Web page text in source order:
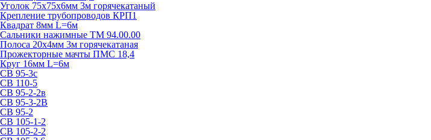
Уголок 75х75х6мм 3м горячекатаный
Крепление трубопроводов КРП1
Квадрат 8мм L=6м
Сальники нажимные ТМ 94.00.00
Полоса 20х4мм 3м горячекатаная
Прожекторные мачты ПМС 18,4
Круг 16мм L=6м
СВ 95-3с
СВ 110-5
СВ 95-2-2в
СВ 95-3-2В
СВ 95-2
СВ 105-1-2
СВ 105-2-2